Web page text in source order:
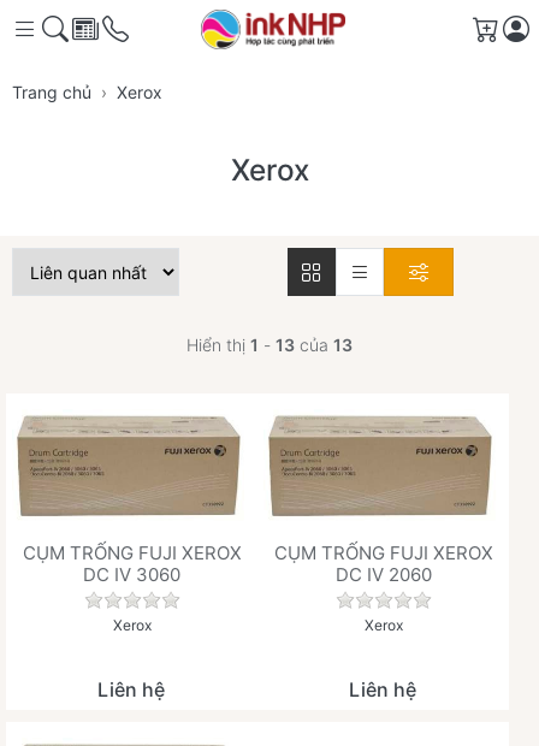
Giỏ
Trang chủ Xerox
Xerox
Hiển thị 1 - 13 của 13
CỤM TRỐNG FUJI XEROX
DC IV 3060
Chưa có đánh giá nào cho sản phẩm này.
Xerox
Liên hệ
CỤM TRỐNG FUJI XEROX
DC IV 2060
Chưa có đánh giá
Xerox
Liên hệ